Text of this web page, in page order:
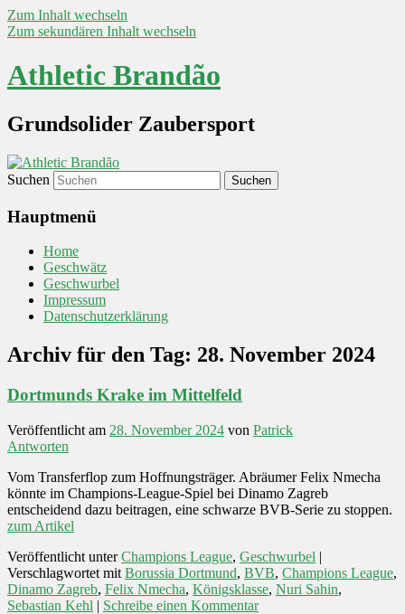
Zum Inhalt wechseln
Zum sekundären Inhalt wechseln
Athletic Brandão
Grundsolider Zaubersport
Suchen
Hauptmenü
Home
Geschwätz
Geschwurbel
Impressum
Datenschutzerklärung
Archiv für den Tag: 28. November 2024
Dortmunds Krake im Mittelfeld
Veröffentlicht am 28. November 2024 von Patrick
Antworten
Vom Transferflop zum Hoffnungsträger. Abräumer Felix Nmecha
könnte im Champions-League-Spiel bei Dinamo Zagreb
entscheidend dazu beitragen, eine schwarze BVB-Serie zu stoppen.
zum Artikel
Veröffentlicht unter Champions League, Geschwurbel |
Verschlagwortet mit Borussia Dortmund, BVB, Champions League,
Dinamo Zagreb, Felix Nmecha, Königsklasse, Nuri Sahin,
Sebastian Kehl | Schreibe einen Kommentar